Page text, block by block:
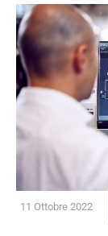
11 Ottobre 2022